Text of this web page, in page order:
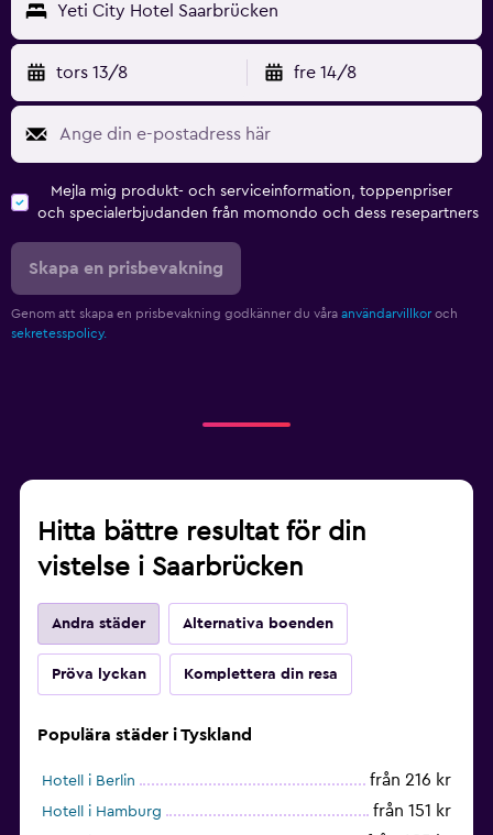
Yeti City Hotel Saarbrücken
tors 13/8 fre 14/8
Mejla mig produkt- och serviceinformation, toppenpriser
och specialerbjudanden från momondo och dess resepartners
Skapa en prisbevakning
Genom att skapa en prisbevakning godkänner du våra användarvillkor och
sekretesspolicy.
Hitta bättre resultat för din
vistelse i Saarbrücken
Andra städer Alternativa boenden
Pröva lyckan Komplettera din resa
Populära städer i Tyskland
Hotell i Berlin från 216 kr
Hotell i Hamburg från 151 kr